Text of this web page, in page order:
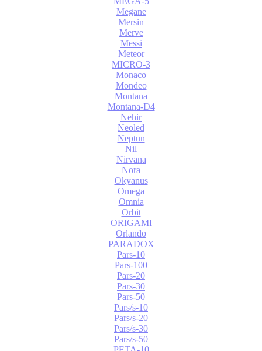
Megane
Mersin
Merve
Messi
Meteor
MICRO-3
Monaco
Mondeo
Montana
Montana-D4
Nehir
Neoled
Neptun
Nil
Nirvana
Nora
Okyanus
Omega
Omnia
Orbit
ORIGAMI
Orlando
PARADOX
Pars-10
Pars-100
Pars-20
Pars-30
Pars-50
Pars/s-10
Pars/s-20
Pars/s-30
Pars/s-50